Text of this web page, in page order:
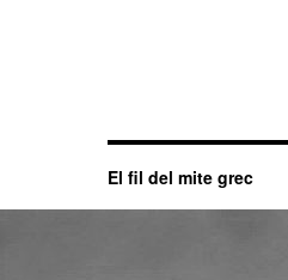
El fil del mite grec